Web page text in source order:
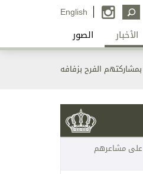
English
الأخبار الصور
الفرح بزفافه
على مشاعرهم